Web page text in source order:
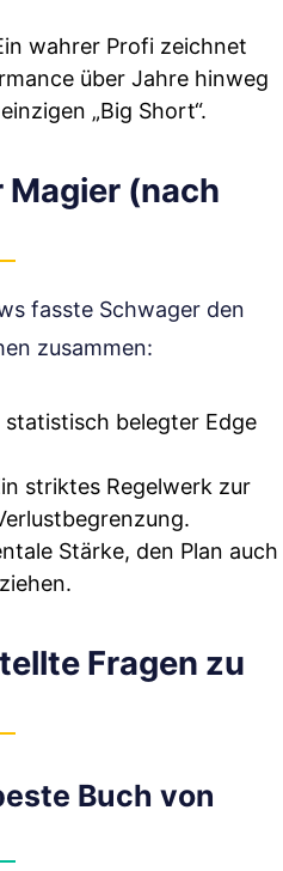
wahrer Profi zeichnet
über Jahre hinweg
„Big Short“.
Magier (nach
fasste Schwager den
zusammen:
statistisch belegter Edge
striktes Regelwerk zur
Stärke, den Plan auch
Fragen zu
Buch von